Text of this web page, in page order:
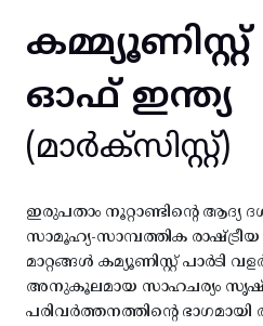
കമ്മ്യൂണിസ്റ്റ്
ഓഫ് ഇന്ത്യ
(മാർക്സിസ്റ്റ്)
ഇരുപതാം നൂറ്റാണ്ടിന്റെ ആദ്യ
സാമൂഹ്യ-സാമ്പത്തിക
മാറ്റങ്ങൾ കമ്യൂണിസ്റ്റ് പാർടി
അനുകൂലമായ സാഹചര്യം
പരിവർത്തനത്തിന്റെ